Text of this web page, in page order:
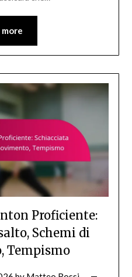
more
Proficiente:
Schemi di
Tempismo